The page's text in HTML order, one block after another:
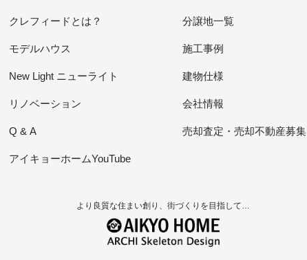
クレフィードとは？ 分譲地一覧
モデルハウス 施工事例
New Light ニューライト 建物仕様
リノベーション 会社情報
Q & A 売却査定・売却不動産募集
アイキョーホームYouTube
より良質な住まい創り、街づくりを目指して…